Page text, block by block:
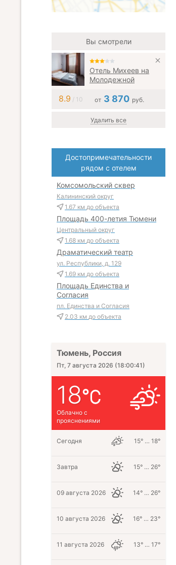
Вы смотрели
Отель Михеев на
Молодежной
8.9 / 10 от 3 870 руб.
Удалить все
Достопримечательности
рядом с отелем
Комсомольский сквер
Калининский округ
1.67 км до объекта
Площадь 400-летия Тюмени
Центральный округ
1.68 км до объекта
Драматический театр
ул. Республики, д. 129
1.69 км до объекта
Площадь Единства и
Согласия
пл. Единства и Согласия
2.03 км до объекта
Тюмень, Россия
Пт, 7 августа 2026 (18:00:42)
18
Облачно с
прояснениями
Сегодня 15° … 18°
Завтра 15° … 26°
09 августа 2026 14° … 26°
10 августа 2026 16° … 23°
11 августа 2026 13° … 17°